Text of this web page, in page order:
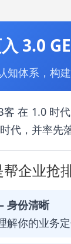
3.0
知体系，构
客 在 1.0 时
代，并率先
企业抢
份清晰
解你的业务